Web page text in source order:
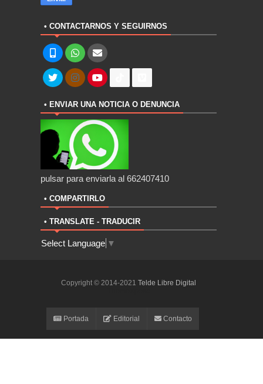
• CONTACTARNOS Y SEGUIRNOS
• ENVIAR UNA NOTICIA O DENUNCIA
pulsar para enviarla al 662407410
• COMPARTIRLO
• TRANSLATE - TRADUCIR
Select Language ▼
Copyright © 2014-2021 Telde Libre Digital
Portada Editorial Contacto